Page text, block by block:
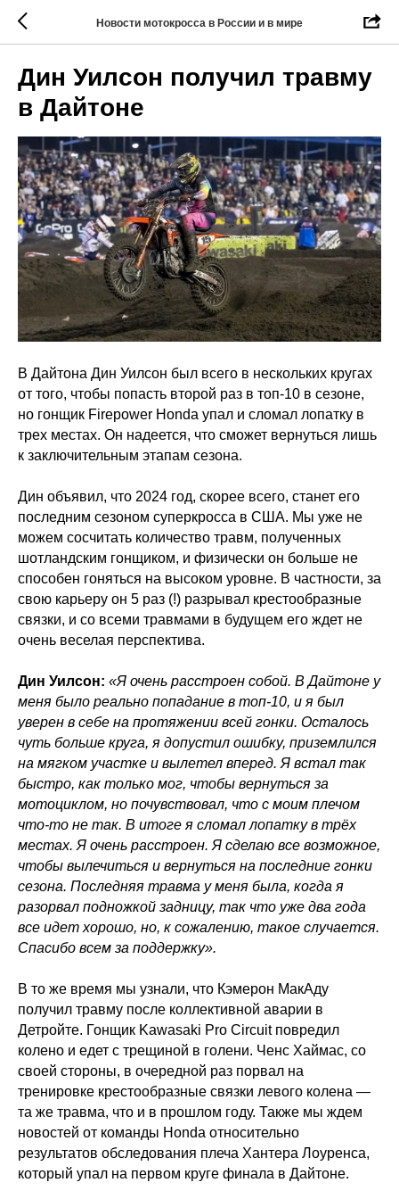
Новости мотокросса в России и в мире
Дин Уилсон получил травму
в Дайтоне
В Дайтона Дин Уилсон был всего в нескольких кругах
от того, чтобы попасть второй раз в топ-10 в сезоне,
но гонщик Firepower Honda упал и сломал лопатку в
трех местах. Он надеется, что сможет вернуться лишь
к заключительным этапам сезона.
Дин объявил, что 2024 год, скорее всего, станет его
последним сезоном суперкросса в США. Мы уже не
можем сосчитать количество травм, полученных
шотландским гонщиком, и физически он больше не
способен гоняться на высоком уровне. В частности, за
свою карьеру он 5 раз (!) разрывал крестообразные
связки, и со всеми травмами в будущем его ждет не
очень веселая перспектива.
Дин Уилсон: «Я очень расстроен собой. В Дайтоне у
меня было реально попадание в топ-10, и я был
уверен в себе на протяжении всей гонки. Осталось
чуть больше круга, я допустил ошибку, приземлился
на мягком участке и вылетел вперед. Я встал так
быстро, как только мог, чтобы вернуться за
мотоциклом, но почувствовал, что с моим плечом
что-то не так. В итоге я сломал лопатку в трёх
местах. Я очень расстроен. Я сделаю все возможное,
чтобы вылечиться и вернуться на последние гонки
сезона. Последняя травма у меня была, когда я
разорвал подножкой задницу, так что уже два года
все идет хорошо, но, к сожалению, такое случается.
Спасибо всем за поддержку».
В то же время мы узнали, что Кэмерон МакАду
получил травму после коллективной аварии в
Детройте. Гонщик Kawasaki Pro Circuit повредил
колено и едет с трещиной в голени. Ченс Хаймас, со
своей стороны, в очередной раз порвал на
тренировке крестообразные связки левого колена —
та же травма, что и в прошлом году. Также мы ждем
новостей от команды Honda относительно
результатов обследования плеча Хантера Лоуренса,
который упал на первом круге финала в Дайтоне.